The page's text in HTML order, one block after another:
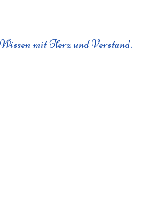
Wissen mit Herz und Verstand.